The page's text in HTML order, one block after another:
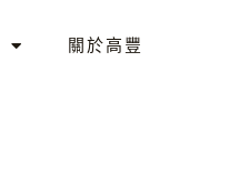
關於高豐